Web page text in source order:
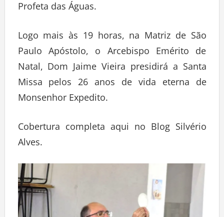
Profeta das Águas.
Logo mais às 19 horas, na Matriz de São
Paulo Apóstolo, o Arcebispo Emérito de
Natal, Dom Jaime Vieira presidirá a Santa
Missa pelos 26 anos de vida eterna de
Monsenhor Expedito.
Cobertura completa aqui no Blog Silvério
Alves.